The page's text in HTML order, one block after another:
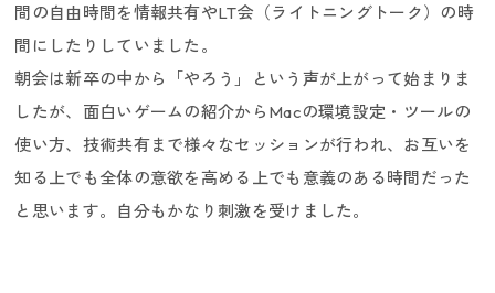
間の自由時間を情報共有やLT会（ライトニングトーク）の時
間にしたりしていました。
朝会は新卒の中から「やろう」という声が上がって始まりま
したが、面白いゲームの紹介からMacの環境設定・ツールの
使い方、技術共有まで様々なセッションが行われ、お互いを
知る上でも全体の意欲を高める上でも意義のある時間だった
と思います。自分もかなり刺激を受けました。